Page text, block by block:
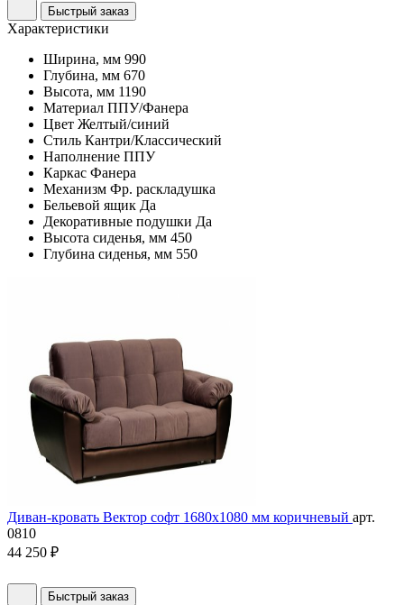
Быстрый заказ
Характеристики
Ширина, мм 990
Глубина, мм 670
Высота, мм 1190
Материал ППУ/Фанера
Цвет Желтый/синий
Стиль Кантри/Классический
Наполнение ППУ
Каркас Фанера
Механизм Фр. раскладушка
Бельевой ящик Да
Декоративные подушки Да
Высота сиденья, мм 450
Глубина сиденья, мм 550
Диван-кровать Вектор софт 1680х1080 мм коричневый арт.
0810
44 250 ₽
Быстрый заказ